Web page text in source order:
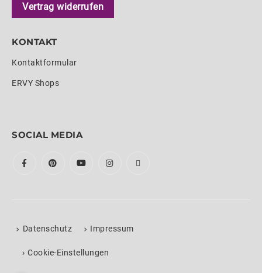
Vertrag widerrufen
KONTAKT
Kontaktformular
ERVY Shops
SOCIAL MEDIA
Datenschutz Impressum
› Cookie-Einstellungen